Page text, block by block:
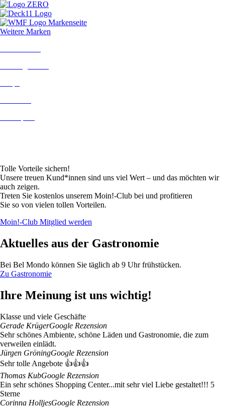
Weitere Marken
Tolle Vorteile sichern!
Unsere treuen Kund*innen sind uns viel Wert – und das möchten wir
auch zeigen.
Treten Sie kostenlos unserem Moin!-Club bei und profitieren
Sie so von vielen tollen Vorteilen.
Moin!-Club Mitglied werden
Aktuelles aus der Gastronomie
Bei Bel Mondo können Sie täglich ab 9 Uhr frühstücken.
Zu Gastronomie
Ihre Meinung ist uns wichtig!
Klasse und viele Geschäfte
Gerade KrügerGoogle Rezension
Sehr schönes Ambiente, schöne Läden und Gastronomie, die zum
verweilen einlädt.
Jürgen GröningGoogle Rezension
Sehr tolle Angebote 👍👍👍
Thomas KubGoogle Rezension
Ein sehr schönes Shopping Center...mit sehr viel Liebe gestaltet!!! 5
Sterne
Corinna HolljesGoogle Rezension